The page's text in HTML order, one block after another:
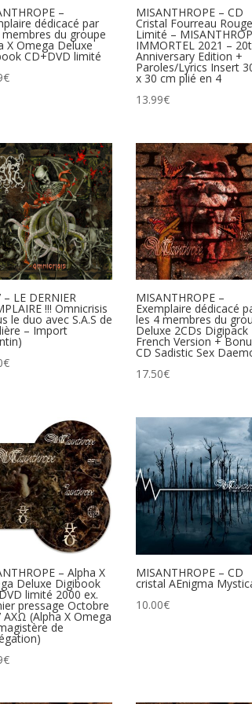
–
dédicacé par
membres du groupe
X Omega Deluxe
CD+DVD limité
€
MISANTHROPE – CD
Cristal Fourreau
Limité –
IMMORTEL 2021 –
Anniversary Edition +
Paroles/Lyrics Insert
x 30 cm plié en 4
13.99€
– LE DERNIER
!!! Omnicrisis
le duo avec S.A.S de
– Import
€
MISANTHROPE –
Exemplaire dédicacé
les 4 membres du
Deluxe 2CDs Digipack
French Version +
CD Sadistic Sex
17.50€
– Alpha X
Deluxe Digibook
limité 2000 ex.
pressage Octobre
ΑXΩ (Alpha X Omega
de
€
MISANTHROPE – CD
cristal AEnigma
10.00€